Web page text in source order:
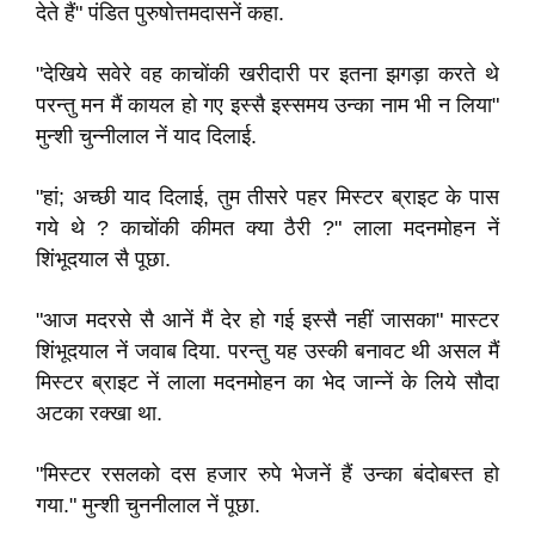
देते हैं" पंडित पुरुषोत्तमदासनें कहा.
"देखिये सवेरे वह काचोंकी खरीदारी पर इतना झगड़ा करते थे
परन्तु मन मैं कायल हो गए इस्‍सै इस्‍समय उन्‍का नाम भी न लिया"
मुन्शी चुन्‍नीलाल नें याद दिलाई.
"हां; अच्‍छी याद दिलाई, तुम तीसरे पहर मिस्‍टर ब्राइट के पास
गये थे ? काचोंकी कीमत क्‍या ठैरी ?" लाला मदनमोहन नें
शिंभूदयाल सै पूछा.
"आज मदरसे सै आनें मैं देर हो गई इस्सै नहीं जासका" मास्‍टर
शिंभूदयाल नें जवाब दिया. परन्तु यह उस्‍की बनावट थी असल मैं
मिस्‍टर ब्राइट नें लाला मदनमोहन का भेद जान्‍नें के लिये सौदा
अटका रक्‍खा था.
"मिस्‍टर रसलको दस हजार रुपे भेजनें हैं उन्का बंदोबस्त हो
गया." मुन्शी चुननीलाल नें पूछा.